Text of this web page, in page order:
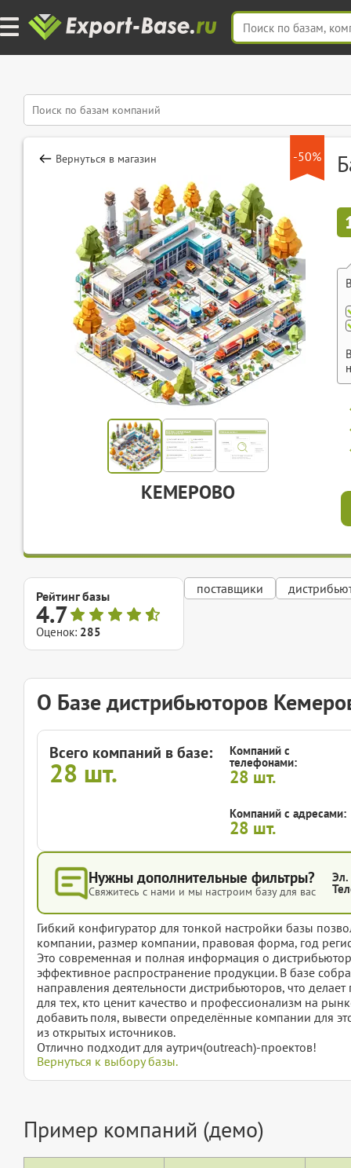
-50%
Вернуться в магазин
КЕМЕРОВО
Рейтинг базы
4.7
Оценок: 285
поставщики
О Базе дистрибьюторов
Всего компаний в базе:
28 шт.
Компаний с
телефонами:
28 шт.
Компаний с адресами:
28 шт.
Нужны дополнительные фильтры?
Свяжитесь с нами и мы настроим базу для вас
Эл.
Гибкий конфигуратор для тонкой настройки базы
компании, размер компании, правовая форма, год
Это современная и полная информация о
эффективное распространение продукции. В базе
направления деятельности дистрибьюторов, что
для тех, кто ценит качество и профессионализм на
добавить поля, вывести определённые компании для
из открытых источников.
Отлично подходит для аутрич(outreach)-проектов!
Вернуться к выбору базы.
Пример компаний (демо)